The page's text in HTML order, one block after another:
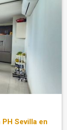
Sevilla en